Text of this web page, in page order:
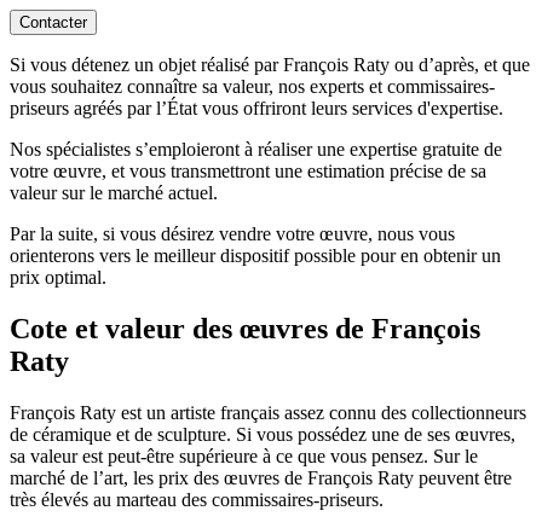
Contacter
Si vous détenez un objet réalisé par François Raty ou d’après, et que
vous souhaitez connaître sa valeur, nos experts et commissaires-
priseurs agréés par l’État vous offriront leurs services d'expertise.
Nos spécialistes s’emploieront à réaliser une expertise gratuite de
votre œuvre, et vous transmettront une estimation précise de sa
valeur sur le marché actuel.
Par la suite, si vous désirez vendre votre œuvre, nous vous
orienterons vers le meilleur dispositif possible pour en obtenir un
prix optimal.
Cote et valeur des œuvres de François
Raty
François Raty est un artiste français assez connu des collectionneurs
de céramique et de sculpture. Si vous possédez une de ses œuvres,
sa valeur est peut-être supérieure à ce que vous pensez. Sur le
marché de l’art, les prix des œuvres de François Raty peuvent être
très élevés au marteau des commissaires-priseurs.